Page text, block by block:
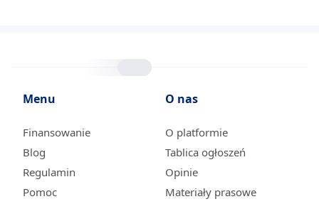
Menu
Finansowanie
Blog
Regulamin
Pomoc
O nas
O platformie
Tablica ogłoszeń
Opinie
Materiały prasowe